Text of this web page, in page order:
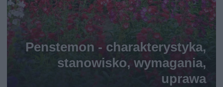
Penstemon - charakterystyka,
stanowisko, wymagania,
uprawa